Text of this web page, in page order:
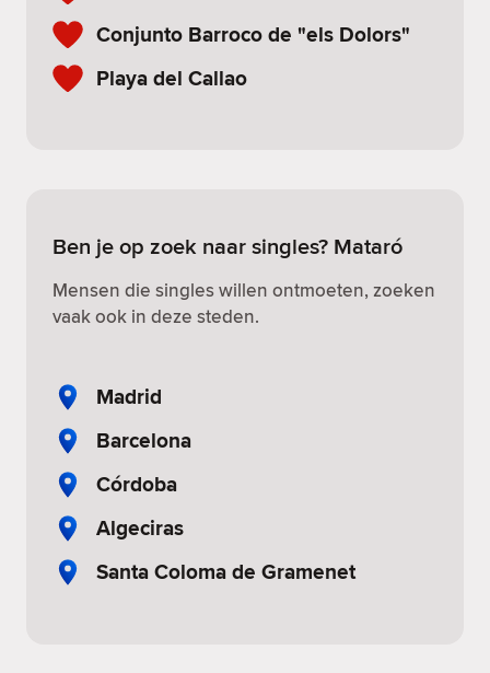
Conjunto Barroco de "els Dolors"
Playa del Callao
Ben je op zoek naar singles? Mataró
Mensen die singles willen ontmoeten, zoeken
vaak ook in deze steden.
Madrid
Barcelona
Córdoba
Algeciras
Santa Coloma de Gramenet